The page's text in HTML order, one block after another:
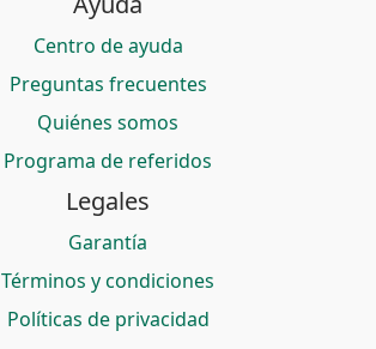
Centro de ayuda
Preguntas frecuentes
Quiénes somos
Programa de referidos
Legales
Garantía
Términos y condiciones
Políticas de privacidad